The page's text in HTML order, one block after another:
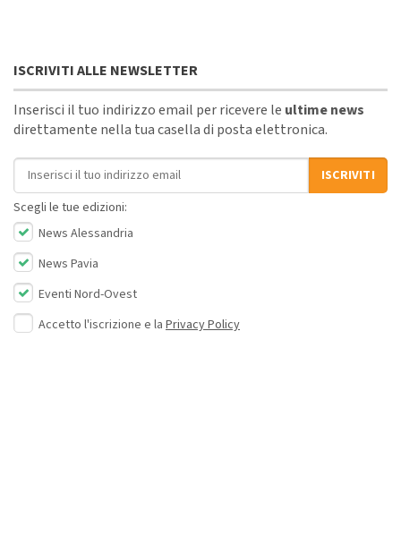
ISCRIVITI ALLE NEWSLETTER
Inserisci il tuo indirizzo email per ricevere le ultime news
direttamente nella tua casella di posta elettronica.
Indirizzo email
ISCRIVITI
Scegli le tue edizioni:
News Alessandria
News Pavia
Eventi Nord-Ovest
Accetto l'iscrizione e la Privacy Policy